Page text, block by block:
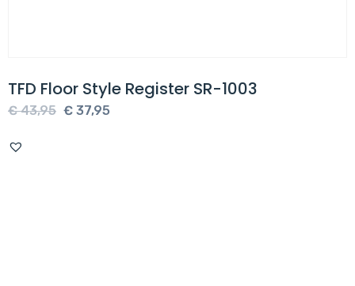
TFD Floor Style Register SR-1003
€43,95 Oorspronkelijke
€ 37,95